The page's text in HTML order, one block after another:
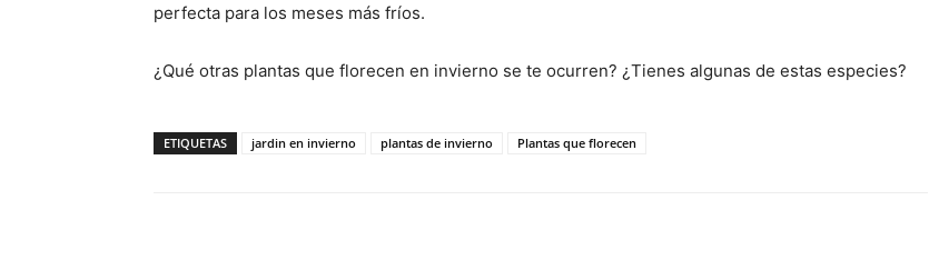
perfecta para los meses más fríos.
¿Qué otras plantas que florecen en invierno se te ocurren? ¿Tienes algunas de estas especies?
ETIQUETAS jardin en invierno plantas de invierno Plantas que florecen